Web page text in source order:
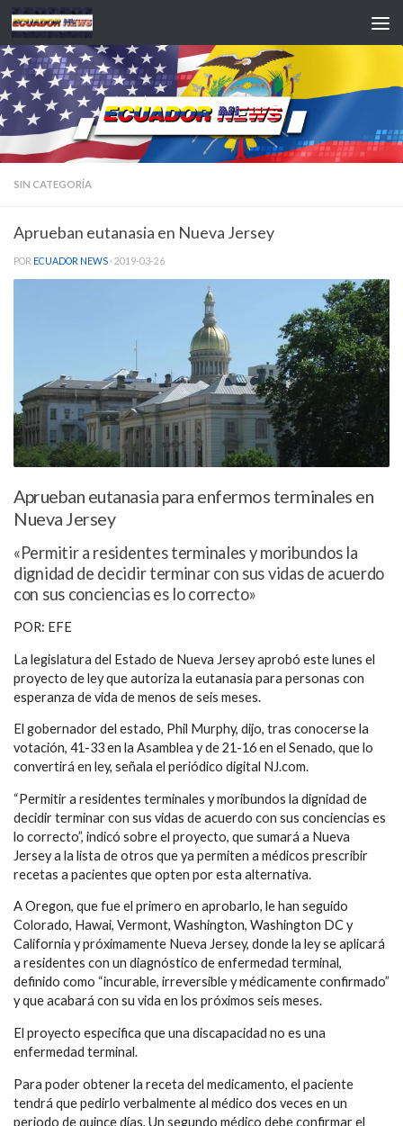
Saltar al contenido
SIN CATEGORÍA
Aprueban eutanasia en Nueva Jersey
POR ECUADOR NEWS · 2019-03-26
Aprueban eutanasia para enfermos terminales en
Nueva Jersey
«Permitir a residentes terminales y moribundos la
dignidad de decidir terminar con sus vidas de acuerdo
con sus conciencias es lo correcto»
POR: EFE
La legislatura del Estado de Nueva Jersey aprobó este lunes el
proyecto de ley que autoriza la eutanasia para personas con
esperanza de vida de menos de seis meses.
El gobernador del estado, Phil Murphy, dijo, tras conocerse la
votación, 41-33 en la Asamblea y de 21-16 en el Senado, que lo
convertirá en ley, señala el periódico digital NJ.com.
“Permitir a residentes terminales y moribundos la dignidad de
decidir terminar con sus vidas de acuerdo con sus conciencias es
lo correcto”, indicó sobre el proyecto, que sumará a Nueva
Jersey a la lista de otros que ya permiten a médicos prescribir
recetas a pacientes que opten por esta alternativa.
A Oregon, que fue el primero en aprobarlo, le han seguido
Colorado, Hawai, Vermont, Washington, Washington DC y
California y próximamente Nueva Jersey, donde la ley se aplicará
a residentes con un diagnóstico de enfermedad terminal,
definido como “incurable, irreversible y médicamente confirmado”
y que acabará con su vida en los próximos seis meses.
El proyecto especifica que una discapacidad no es una
enfermedad terminal.
Para poder obtener la receta del medicamento, el paciente
tendrá que pedirlo verbalmente al médico dos veces en un
periodo de quince días. Un segundo médico debe confirmar el